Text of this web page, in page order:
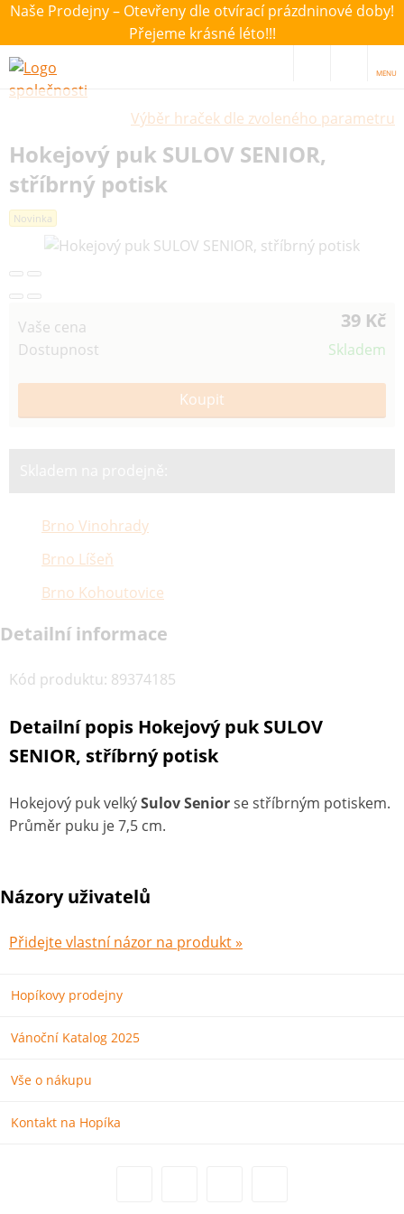
Naše Prodejny – Otevřeny dle otvírací prázdninové doby!
Přejeme krásné léto!!!
MENU
Výběr hraček dle zvoleného parametru
Hokejový puk SULOV SENIOR,
stříbrný potisk
Novinka
Vaše cena 39 Kč
Dostupnost Skladem
Brno Vinohrady
Brno Líšeň
Brno Kohoutovice
Detailní informace
Kód produktu: 89374185
Detailní popis Hokejový puk SULOV
SENIOR, stříbrný potisk
Hokejový puk velkýSulov Seniorse stříbrným potiskem.
Průměr puku je 7,5 cm.
Názory uživatelů
Přidejte vlastní názor na produkt »
Hopíkovy prodejny
Vánoční Katalog 2025
Vše o nákupu
Kontakt na Hopíka